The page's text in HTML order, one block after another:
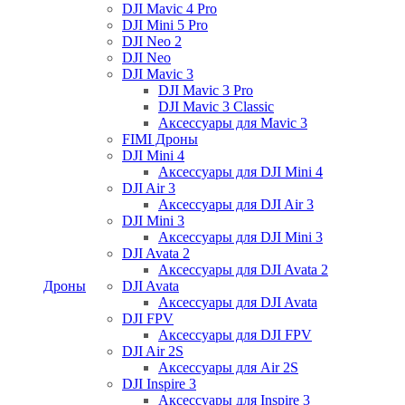
Дроны
DJI Mavic 4 Pro
DJI Mini 5 Pro
DJI Neo 2
DJI Neo
DJI Mavic 3
DJI Mavic 3 Pro
DJI Mavic 3 Classic
Аксессуары для Mavic 3
FIMI Дроны
DJI Mini 4
Аксессуары для DJI Mini 4
DJI Air 3
Аксессуары для DJI Air 3
DJI Mini 3
Аксессуары для DJI Mini 3
DJI Avata 2
Аксессуары для DJI Avata 2
DJI Avata
Аксессуары для DJI Avata
DJI FPV
Аксессуары для DJI FPV
DJI Air 2S
Аксессуары для Air 2S
DJI Inspire 3
Аксессуары для Inspire 3